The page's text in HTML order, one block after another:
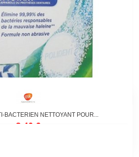
BACTERIEN NETTOYANT POUR...
8,40 €